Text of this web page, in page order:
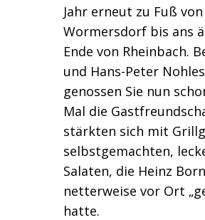
Jahr erneut zu Fuß von
Wormersdorf bis ans
Ende von Rheinbach.
und Hans-Peter Nohles
genossen Sie nun
Mal die
stärkten sich mit
selbstgemachten,
Salaten, die Heinz Born
netterweise vor Ort
hatte.